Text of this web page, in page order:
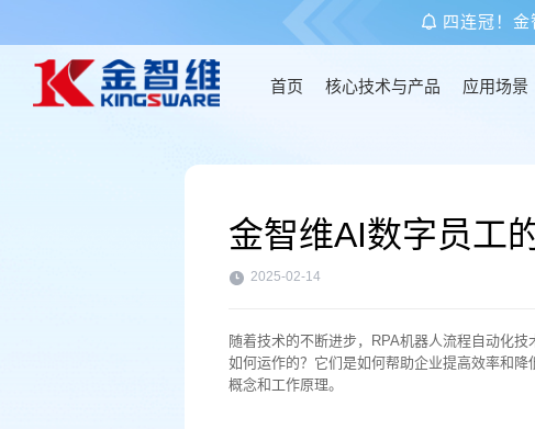
四连冠！
首页 核心技术与产品 应用场景
金智维AI数字员工
2025-02-14
随着技术的不断进步，RPA机器人流程自动化
如何运作的？它们是如何帮助企业提高效率和
概念和工作原理。